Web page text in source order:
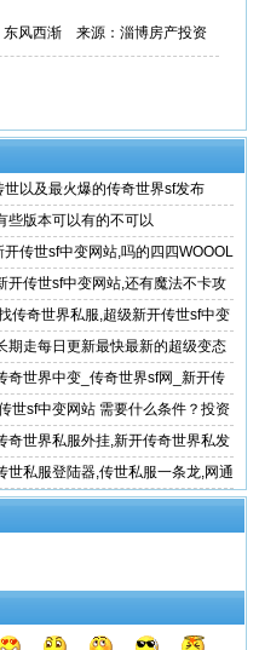
东风西渐 来源：淄博房产投资
以及最火爆的传奇世界sf发布
些版本可以有的不可以
传世sf中变网站,吗的四四WOOOL
开传世sf中变网站,还有魔法不卡攻
传奇世界私服,超级新开传世sf中变
期走每日更新最快最新的超级变态
奇世界中变_传奇世界sf网_新开传
世sf中变网站 需要什么条件？投资
奇世界私服外挂,新开传奇世界私发
世私服登陆器,传世私服一条龙,网通